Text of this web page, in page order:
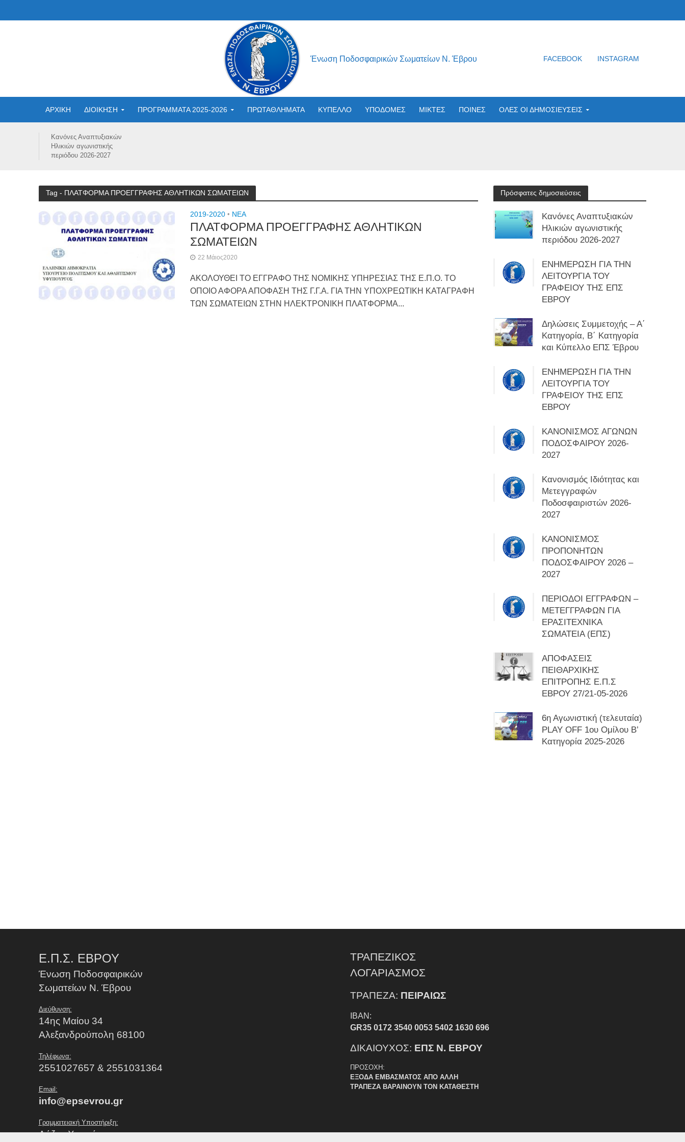
Ένωση Ποδοσφαιρικών Σωματείων Ν. Έβρου FACEBOOK INSTAGRAM
ΑΡΧΙΚΗ ΔΙΟΙΚΗΣΗ ΠΡΟΓΡΑΜΜΑΤΑ 2025-2026 ΠΡΩΤΑΘΛΗΜΑΤΑ ΚΥΠΕΛΛΟ ΥΠΟΔΟΜΕΣ ΜΙΚΤΕΣ ΠΟΙΝΕΣ ΟΛΕΣ ΟΙ ΔΗΜΟΣΙΕΥΣΕΙΣ
Κανόνες Αναπτυξιακών
Ηλικιών αγωνιστικής
περιόδου 2026-2027
Tag - ΠΛΑΤΦΟΡΜΑ ΠΡΟΕΓΓΡΑΦΗΣ ΑΘΛΗΤΙΚΩΝ ΣΩΜΑΤΕΙΩΝ
2019-2020 • NEA
ΠΛΑΤΦΟΡΜΑ ΠΡΟΕΓΓΡΑΦΗΣ ΑΘΛΗΤΙΚΩΝ
ΣΩΜΑΤΕΙΩΝ
22 Μάιος2020
ΑΚΟΛΟΥΘΕΙ ΤΟ ΕΓΓΡΑΦΟ ΤΗΣ ΝΟΜΙΚΗΣ ΥΠΗΡΕΣΙΑΣ ΤΗΣ Ε.Π.Ο. ΤΟ
ΟΠΟΙΟ ΑΦΟΡΑ ΑΠΟΦΑΣΗ ΤΗΣ Γ.Γ.Α. ΓΙΑ ΤΗΝ ΥΠΟΧΡΕΩΤΙΚΗ ΚΑΤΑΓΡΑΦΗ
ΤΩΝ ΣΩΜΑΤΕΙΩΝ ΣΤΗΝ ΗΛΕΚΤΡΟΝΙΚΗ ΠΛΑΤΦΟΡΜΑ...
Πρόσφατες δημοσιεύσεις
Κανόνες Αναπτυξιακών
Ηλικιών αγωνιστικής
περιόδου 2026-2027
ΕΝΗΜΕΡΩΣΗ ΓΙΑ ΤΗΝ
ΛΕΙΤΟΥΡΓΙΑ ΤΟΥ
ΓΡΑΦΕΙΟΥ ΤΗΣ ΕΠΣ
ΕΒΡΟΥ
Δηλώσεις Συμμετοχής – Α΄
Κατηγορία, Β΄ Κατηγορία
και Κύπελλο ΕΠΣ Έβρου
ΕΝΗΜΕΡΩΣΗ ΓΙΑ ΤΗΝ
ΛΕΙΤΟΥΡΓΙΑ ΤΟΥ
ΓΡΑΦΕΙΟΥ ΤΗΣ ΕΠΣ
ΕΒΡΟΥ
ΚΑΝΟΝΙΣΜΟΣ ΑΓΩΝΩΝ
ΠΟΔΟΣΦΑΙΡΟΥ 2026-
2027
Κανονισμός Ιδιότητας και
Μετεγγραφών
Ποδοσφαιριστών 2026-
2027
ΚΑΝΟΝΙΣΜΟΣ
ΠΡΟΠΟΝΗΤΩΝ
ΠΟΔΟΣΦΑΙΡΟΥ 2026 –
2027
ΠΕΡΙΟΔΟΙ ΕΓΓΡΑΦΩΝ –
ΜΕΤΕΓΓΡΑΦΩΝ ΓΙΑ
ΕΡΑΣΙΤΕΧΝΙΚΑ
ΣΩΜΑΤΕΙΑ (ΕΠΣ)
ΑΠΟΦΑΣΕΙΣ
ΠΕΙΘΑΡΧΙΚΗΣ
ΕΠΙΤΡΟΠΗΣ Ε.Π.Σ
ΕΒΡΟΥ 27/21-05-2026
6η Αγωνιστική (τελευταία)
PLAY OFF 1ου Ομίλου Β’
Κατηγορία 2025-2026
Ε.Π.Σ. ΕΒΡΟΥ
Ένωση Ποδοσφαιρικών
Σωματείων Ν. Έβρου
Διεύθυνση:
14ης Μαίου 34
Αλεξανδρούπολη 68100
Τηλέφωνα:
2551027657 & 2551031364
Email:
info@epsevrou.gr
Γραμματειακή Υποστήριξη:
Λάζου Χρυσή
ΤΡΑΠΕΖΙΚΟΣ
ΛΟΓΑΡΙΑΣΜΟΣ
ΤΡΑΠΕΖΑ: ΠΕΙΡΑΙΩΣ
IBAN:
GR35 0172 3540 0053 5402 1630 696
ΔΙΚΑΙΟΥΧΟΣ: ΕΠΣ Ν. ΕΒΡΟΥ
ΠΡΟΣΟΧΗ:
ΕΞΟΔΑ ΕΜΒΑΣΜΑΤΟΣ ΑΠΟ ΑΛΛΗ
ΤΡΑΠΕΖΑ ΒΑΡΑΙΝΟΥΝ ΤΟΝ ΚΑΤΑΘΕΣΤΗ